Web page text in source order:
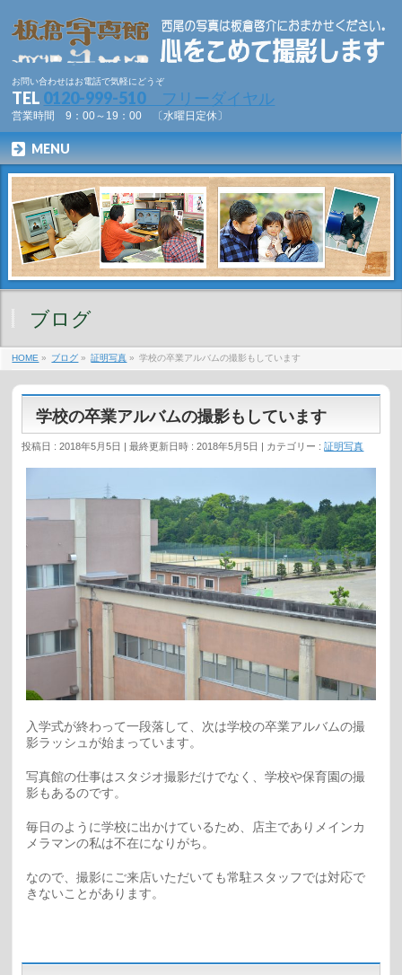
お問い合わせはお電話で気軽にどうぞ
TEL 0120-999-510 フリーダイヤル
営業時間 9：00～19：00 〔水曜日定休〕
MENU
ブログ
HOME » ブログ » 証明写真 » 学校の卒業アルバムの撮影もしています
学校の卒業アルバムの撮影もしています
投稿日 : 2018年5月5日 最終更新日時 : 2018年5月5日 カテゴリー :証明写真
入学式が終わって一段落して、次は学校の卒業アルバムの撮
影ラッシュが始まっています。
写真館の仕事はスタジオ撮影だけでなく、学校や保育園の撮
影もあるのです。
毎日のように学校に出かけているため、店主でありメインカ
メラマンの私は不在になりがち。
なので、撮影にご来店いただいても常駐スタッフでは対応で
きないことがあります。